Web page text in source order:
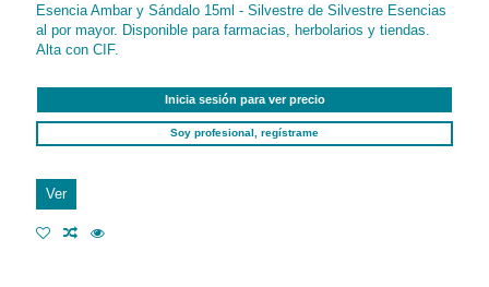
Esencia Ambar y Sándalo 15ml - Silvestre de Silvestre Esencias
al por mayor. Disponible para farmacias, herbolarios y tiendas.
Alta con CIF.
Inicia sesión para ver precio
Soy profesional, regístrame
Ver